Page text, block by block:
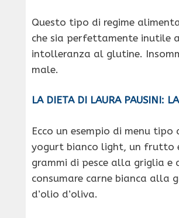
Questo tipo di regime
che sia perfettamente inutile
intolleranza al glutine.
male.
LA DIETA DI LAURA PAUSINI:
Ecco un esempio di menu
yogurt bianco light, un frutto
grammi di pesce alla griglia
consumare carne bianca
d’olio d’oliva.